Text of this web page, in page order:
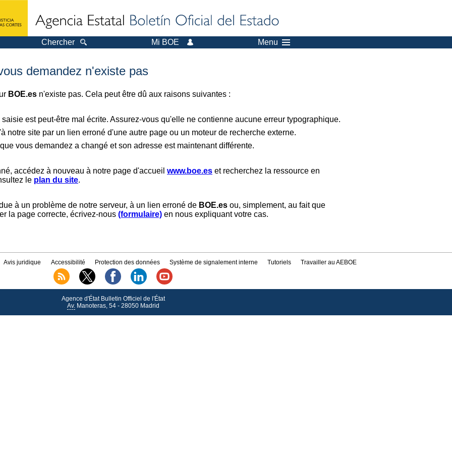
Chercher Mi BOE Menu
demandez n'existe pas
BOE.es n'existe pas. Cela peut être dû aux raisons suivantes :
est peut-être mal écrite. Assurez-vous qu'elle ne contienne aucune erreur typographique.
notre site par un lien erroné d'une autre page ou un moteur de recherche externe.
vous demandez a changé et son adresse est maintenant différente.
accédez à nouveau à notre page d'accueil www.boe.es et recherchez la ressource en
le plan du site.
à un problème de notre serveur, à un lien erroné de BOE.es ou, simplement, au fait que
la page correcte, écrivez-nous (formulaire) en nous expliquant votre cas.
Avis juridique Accessibilité Protection des données Système de signalement interne Tutoriels Travailler au AEBOE
Agence d'État Bulletin Officiel de l'État
Av.Manoteras, 54 - 28050 Madrid